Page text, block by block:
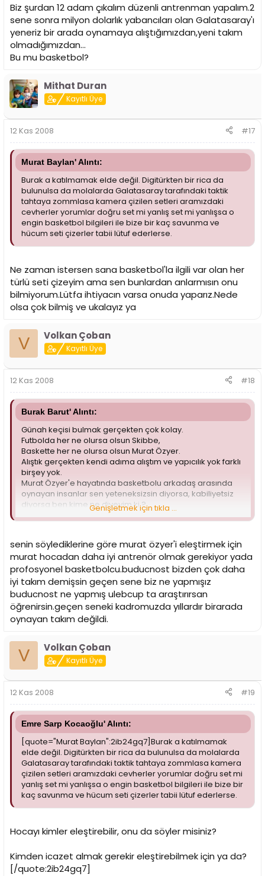
Biz şurdan 12 adam çıkalım düzenli antrenman yapalım.2
sene sonra milyon dolarlık yabancıları olan Galatasaray'ı
yeneriz bir arada oynamaya alıştığımızdan,yeni takım
olmadığımızdan...
Bu mu basketbol?
Mithat Duran
Kayıtlı Üye
12 Kas 2008 #17
Murat Baylan' Alıntı:
Burak a katılmamak elde değil. Digitürkten bir rica da
bulunulsa da molalarda Galatasaray tarafındaki taktik
tahtaya zommlasa kamera çizilen setleri aramızdaki
cevherler yorumlar doğru set mi yanlış set mi yanlışsa o
engin basketbol bilgileri ile bize bir kaç savunma ve
hücum seti çizerler tabii lütuf ederlerse.
Ne zaman istersen sana basketbol'la ilgili var olan her
türlü seti çizeyim ama sen bunlardan anlarmısın onu
bilmiyorum.Lütfa ihtiyacın varsa onuda yaparız.Nede
olsa çok bilmiş ve ukalayız ya
V Volkan Çoban
Kayıtlı Üye
12 Kas 2008 #18
Burak Barut' Alıntı:
Günah keçisi bulmak gerçekten çok kolay.
Futbolda her ne olursa olsun Skibbe,
Baskette her ne olursa olsun Murat Özyer.
Alıştık gerçekten kendi adıma alıştım ve yapıcılık yok farklı
birşey yok.
Murat Özyer'e hayatında basketbolu arkadaş arasında
oynayan insanlar sen yeteneksizsin diyorsa, kabiliyetsiz
diyorsa ben kime ne diyeyim ki ?
Gazetelerde okuduğum yazarlardan hiç bir farkınız yok
Buducnost takımının bizden çok daha iyi olduğunu sanırım
bilmeyen yoktur geçen hafta belli olmuştur bu.Yıllardır
birbiriyle oynayan oyuncuların bizi ezmesine inanın
şaşırmadım hatta maçı izlemedim bile ancak dediğim
gibi bazıları bizim yerimize izliyor ve hatta yeteneksizsin
beceriksin bile diyebiliyor.
Yeterli değilsin demekle yeteneksizsin demek arasında o
Genişletmek için tıkla ...
senin söylediklerine göre murat özyer'i eleştirmek için
murat hocadan daha iyi antrenör olmak gerekiyor yada
profosyonel basketbolcu.buducnost bizden çok daha
iyi takım demişsin geçen sene biz ne yapmışız
buducnost ne yapmış ulebcup ta araştırırsan
öğrenirsin.geçen seneki kadromuzda yıllardır birarada
oynayan takım değildi.
V Volkan Çoban
Kayıtlı Üye
12 Kas 2008 #19
Emre Sarp Kocaoğlu' Alıntı:
[quote="Murat Baylan":2ib24gq7]Burak a katılmamak
elde değil. Digitürkten bir rica da bulunulsa da molalarda
Galatasaray tarafındaki taktik tahtaya zommlasa kamera
çizilen setleri aramızdaki cevherler yorumlar doğru set mi
yanlış set mi yanlışsa o engin basketbol bilgileri ile bize bir
kaç savunma ve hücum seti çizerler tabii lütuf ederlerse.
Hocayı kimler eleştirebilir, onu da söyler misiniz?
Kimden icazet almak gerekir eleştirebilmek için ya da?
[/quote:2ib24gq7]